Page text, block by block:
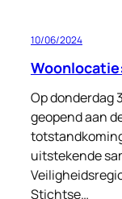
10/06/2024
Op donderdag
geopend aan
uitstekende
Stichtse…